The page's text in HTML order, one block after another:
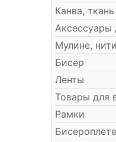
Канва, ткань
Аксессуары
Мулине, нити
Бисер
Ленты
Товары для
Рамки